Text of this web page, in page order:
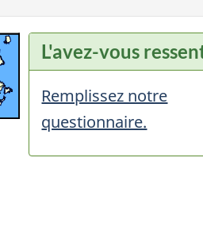
L'avez-vous
Remplissez notre
questionnaire.